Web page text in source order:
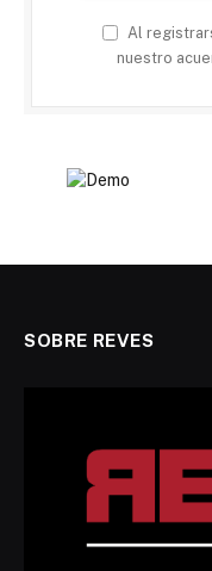
Al
nuestro
SOBRE REVES